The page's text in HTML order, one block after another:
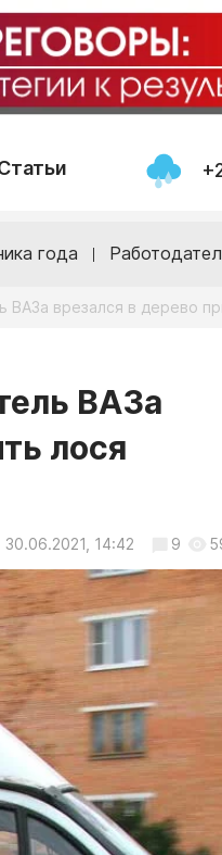
года
ВАЗа врезался в дерево
ВАЗа
лося
30.06.2021, 14:42 9